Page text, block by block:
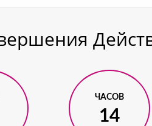
ЧАСОВ
14